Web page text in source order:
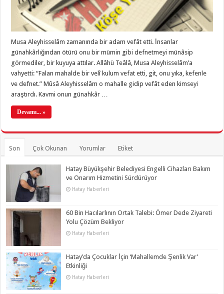
Musa Aleyhisselâm zamanında bir adam vefât etti. İnsanlar
günahkârlığından ötürü onu bir mümin gibi defnetmeyi münâsip
görmediler, bir kuyuya attılar. Allâhü Teâlâ, Musa Aleyhisselâm’a
vahyetti: “Falan mahalde bir velî kulum vefat etti, git, onu yıka, kefenle
ve defnet.” Mûsâ Aleyhisselâm o mahalle gidip vefât eden kimseyi
araştırdı. Kavmi onun günahkâr …
Devamı... »
Son Çok Okunan Yorumlar Etiket
Hatay Büyükşehir Belediyesi Engelli Cihazları Bakım
ve Onarım Hizmetini Sürdürüyor
Hatay Haberleri
60 Bin Hacılarlının Ortak Talebi: Ömer Dede Ziyareti
Yolu Çözüm Bekliyor
Hatay Haberleri
Hatay’da Çocuklar İçin ‘Mahallemde Şenlik Var’
Etkinliği
Hatay Haberleri